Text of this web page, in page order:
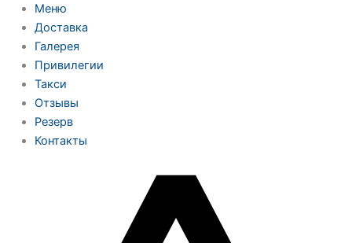
Меню
Доставка
Галерея
Привилегии
Такси
Отзывы
Резерв
Контакты